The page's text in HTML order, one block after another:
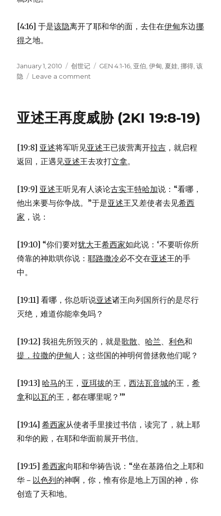
[4:16] 于是该隐离开了耶和华的面，去住在伊甸东边挪
得之地。
Posted
on
January 1, 2010 Categories
创世记 Tags
GEN 4:1-16 亚伯 ,伊甸 夏娃 ,挪得 ,该
隐
Leave a comment
亚
4:1-
16)
亚述王再度威胁 (2KI 19:8-19)
[19:8] 亚述将军听见亚述王已拔营离开拉吉 ，就启程
返回，正遇见亚述王去攻打立拿。
[19:9] 亚述王听见有人谈论古实王特哈加说：“看哪，
他出来要与你争战。”于是亚述王又差使者去见希西
家 ，说：
[19:10] “你们要对犹大王希西家如此说：‘不要听你所
倚靠的神欺哄你说：耶路撒冷必不交在亚述王的手
中。
[19:11] 看哪，你总听说亚述诸王向列国所行的是尽行
灭绝，难道你能幸免吗？
[19:12] 我祖先所毁灭的，就是歌散、 哈兰、利色和
提．拉撒的伊甸人；这些国的神明何曾拯救他们呢？
[19:13] 哈马的王， 亚珥拔的王，西法瓦音城的王，希
拿和以瓦的王，都在哪里呢？’”
[19:14]希西家从使者手里接过书信，读完了，就上耶
和华的殿，在耶和华面前展开书信。
[19:15]希西家向耶和华祷告说：“坐在基路伯之上耶和
华－ 以色列的神啊，你，惟有你是地上万国的神，你
创造了天和地。